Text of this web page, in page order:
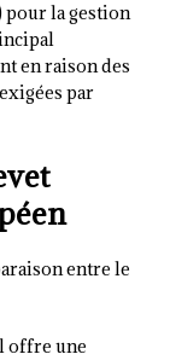
pour la gestion
en raison des
par
entre le
offre une